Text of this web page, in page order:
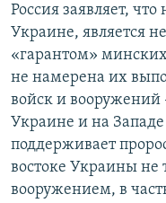
Россия заявляет,
Украине, является
«гарантом»
не намерена их
войск и
Украине и на
поддерживает
востоке Украины
вооружением, в